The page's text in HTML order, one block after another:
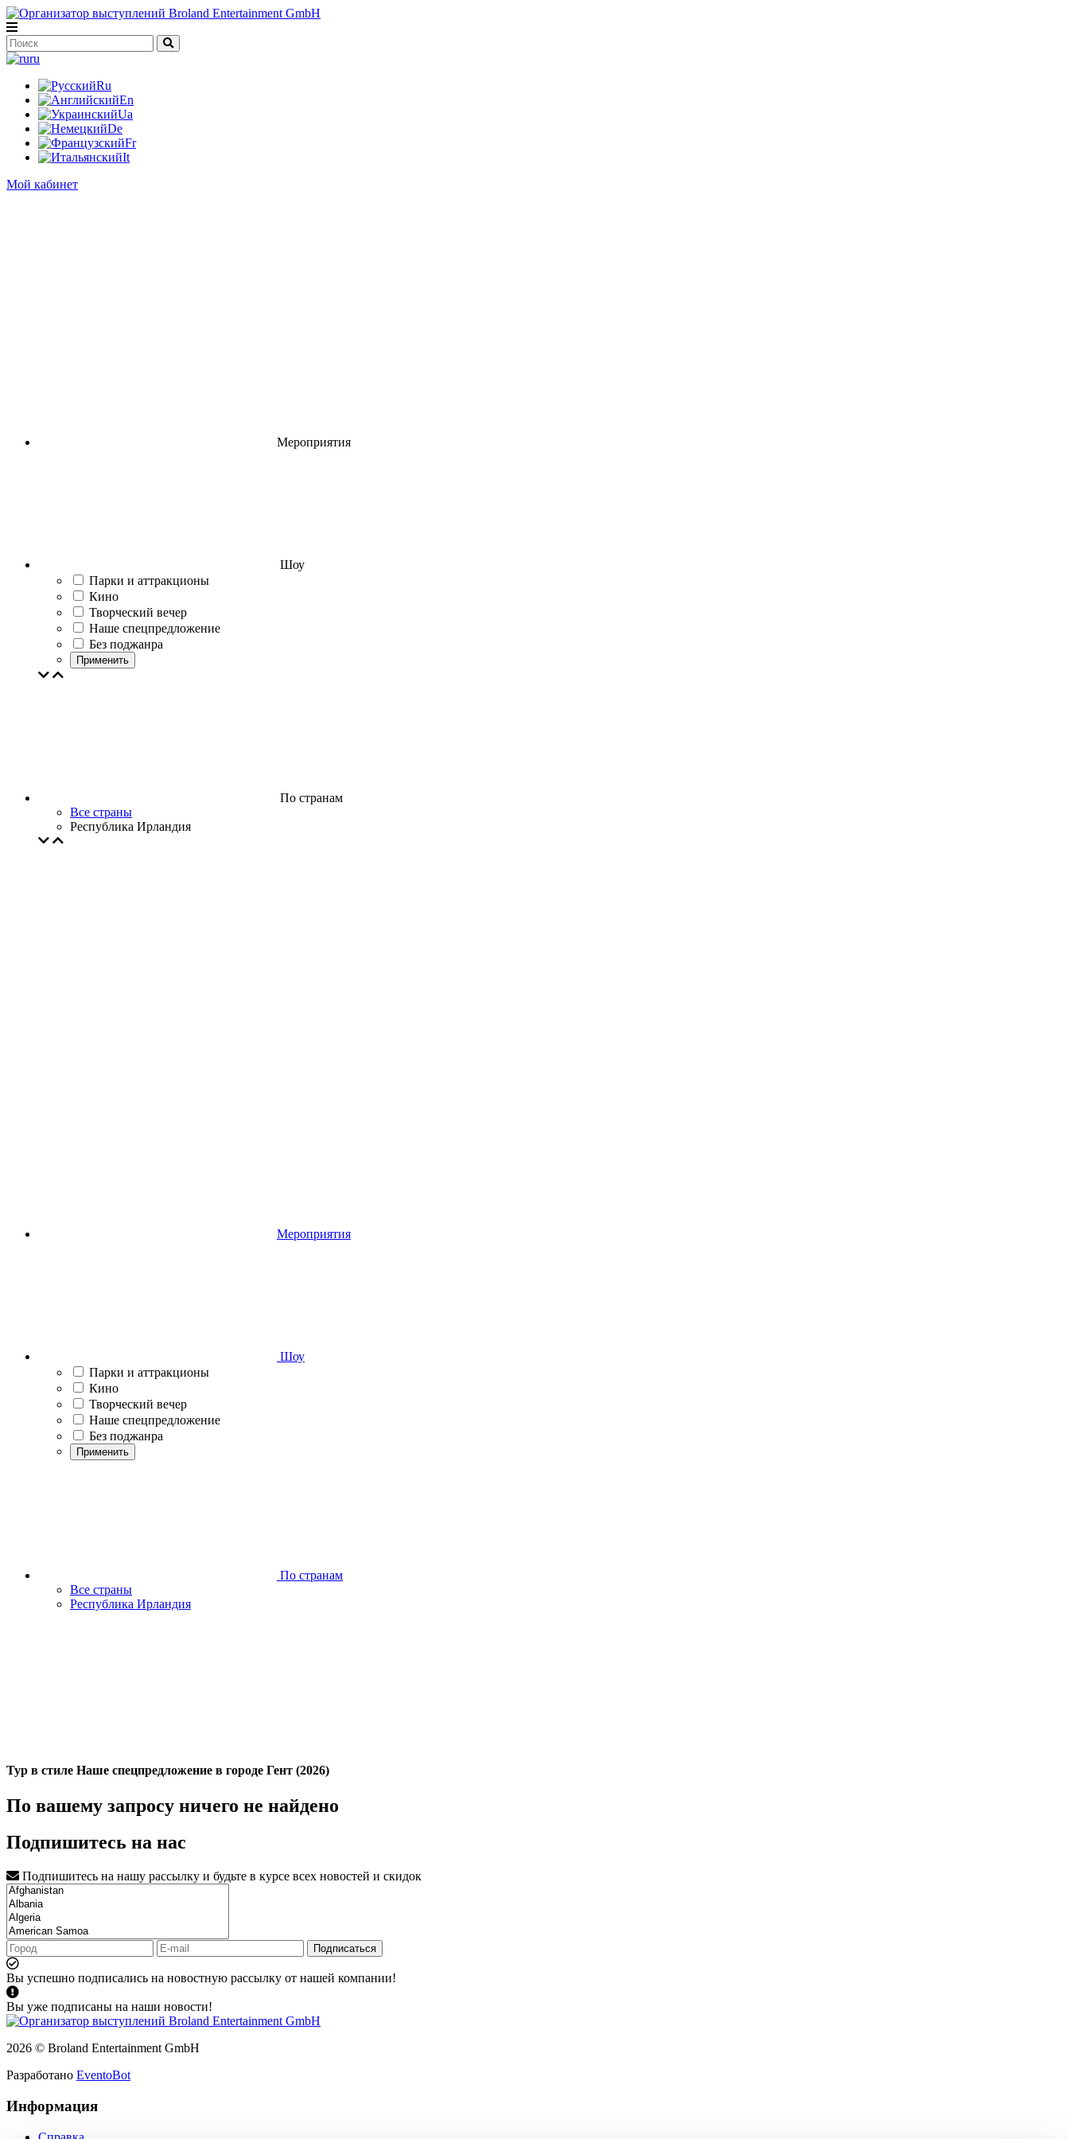
ru
Ru
En
Ua
De
Fr
It
Мой кабинет
Мероприятия
Шоу
Парки и аттракционы
Кино
Творческий вечер
Наше спецпредложение
Без поджанра
Применить
По странам
Все страны
Республика Ирландия
Мероприятия
Шоу
Парки и аттракционы
Кино
Творческий вечер
Наше спецпредложение
Без поджанра
Применить
По странам
Все страны
Республика Ирландия
Тур в стиле Наше спецпредложение в городе Гент (2026)
По вашему запросу ничего не найдено
Подпишитесь на нас
Подпишитесь на нашу рассылку и будьте в курсе всех новостей и скидок
Подписаться
Вы успешно подписались на новостную рассылку от нашей компании!
Вы уже подписаны на наши новости!
2026 © Broland Entertainment GmbH
Разработано EventoBot
Информация